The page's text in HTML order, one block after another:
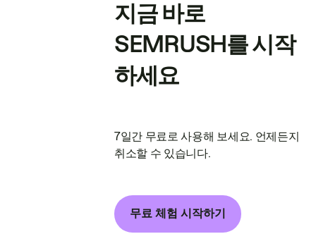
지금 바로
SEMRUSH를 시작
하세요
7일간 무료로 사용해 보세요. 언제든지
취소할 수 있습니다.
무료 체험 시작하기